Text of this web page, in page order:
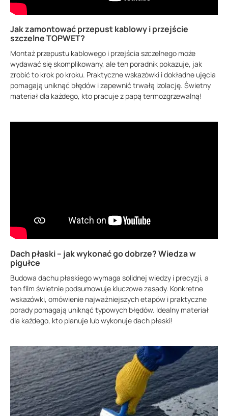
Jak zamontować przepust kablowy i przejście
szczelne TOPWET?
Montaż przepustu kablowego i przejścia szczelnego może
wydawać się skomplikowany, ale ten poradnik pokazuje, jak
zrobić to krok po kroku. Praktyczne wskazówki i dokładne ujęcia
pomagają uniknąć błędów i zapewnić trwałą izolację. Świetny
materiał dla każdego, kto pracuje z papą termozgrzewalną!
Dach płaski – jak wykonać go dobrze? Wiedza w
pigułce
Budowa dachu płaskiego wymaga solidnej wiedzy i precyzji, a
ten film świetnie podsumowuje kluczowe zasady. Konkretne
wskazówki, omówienie najważniejszych etapów i praktyczne
porady pomagają uniknąć typowych błędów. Idealny materiał
dla każdego, kto planuje lub wykonuje dach płaski!